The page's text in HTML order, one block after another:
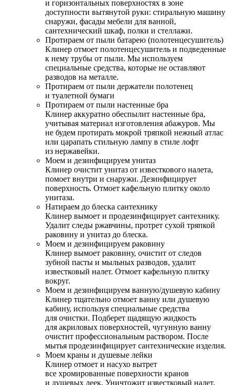
и горизонтальных поверхностях в зоне
доступности вытянутой руки: стиральную машину
снаружи, фасады мебели для ванной,
сантехнический шкаф, полки и стеллажи.
Протираем от пыли батарею (полотенцесушитель)
Клинер отмоет полотенцесушитель и подведенные
к нему трубы от пыли. Мы используем
специальные средства, которые не оставляют
разводов на металле.
Протираем от пыли держатели полотенец
и туалетной бумаги
Протираем от пыли настенные бра
Клинер аккуратно обеспылит настенные бра,
учитывая материал изготовления абажуров. Мы
не будем протирать мокрой тряпкой нежный атлас
или царапать стильную лампу в стиле лофт
из нержавейки.
Моем и дезинфицируем унитаз
Клинер очистит унитаз от известкового налета,
помоет внутри и снаружи. Дезинфицирует
поверхность. Отмоет кафельную плитку около
унитаза.
Натираем до блеска сантехнику
Клинер вымоет и продезинфицирует сантехнику.
Удалит следы ржавчины, протрет сухой тряпкой
раковину и унитаз до блеска.
Моем и дезинфицируем раковину
Клинер вымоет раковину, очистит от следов
зубной пасты и мыльных разводов, удалит
известковый налет. Отмоет кафельную плитку
вокруг.
Моем и дезинфицируем ванную/душевую кабину
Клинер тщательно отмоет ванну или душевую
кабину, используя специальные средства
для очистки. Подберет щадящую жидкость
для акриловых поверхностей, чугунную ванну
очистит профессиональным раствором. После
мытья продезинфицирует сантехнические изделия.
Моем краны и душевые лейки
Клинер отмоет и насухо вытрет
все хромированные поверхности кранов
и душевых леек. Уничтожит известковый налет,